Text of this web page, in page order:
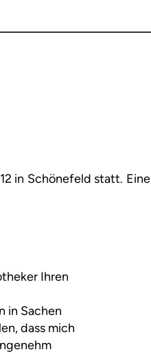
in Schönefeld statt. Eine
Ihren
in Sachen
dass mich